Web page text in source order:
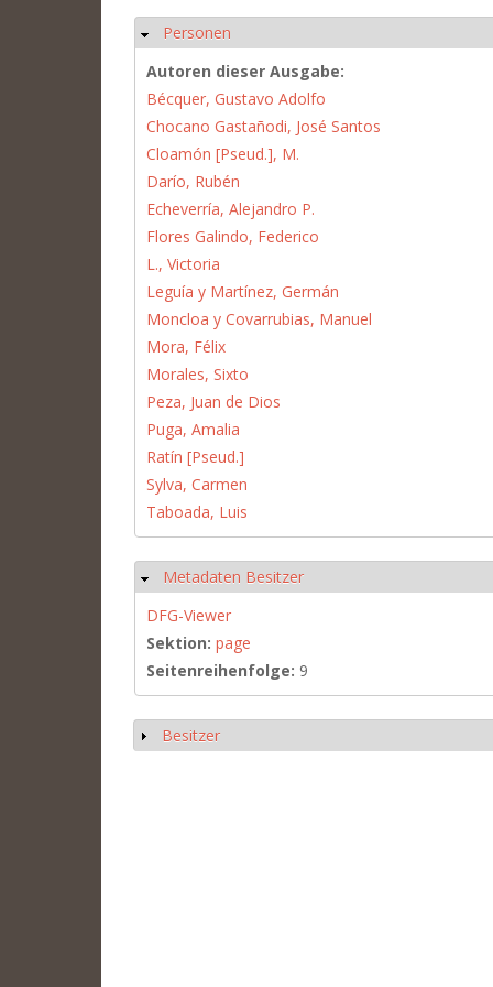
Hide
Personen
Autoren dieser Ausgabe:
Bécquer, Gustavo Adolfo
Chocano Gastañodi, José Santos
Cloamón [Pseud.], M.
Darío, Rubén
Echeverría, Alejandro P.
Flores Galindo, Federico
L., Victoria
Leguía y Martínez, Germán
Moncloa y Covarrubias, Manuel
Mora, Félix
Morales, Sixto
Peza, Juan de Dios
Puga, Amalia
Ratín [Pseud.]
Sylva, Carmen
Taboada, Luis
Hide
Metadaten Besitzer
DFG-Viewer
Sektion: page
Seitenreihenfolge: 9
Show
Besitzer